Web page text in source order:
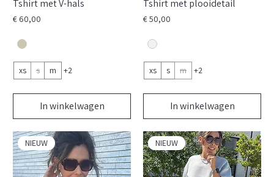
Tshirt met V-hals
Prijs
€ 60,00
xs s m +2
In winkelwagen
Tshirt met plooidetail
Prijs
€ 50,00
xs s m +2
In winkelwagen
NIEUW NIEUW